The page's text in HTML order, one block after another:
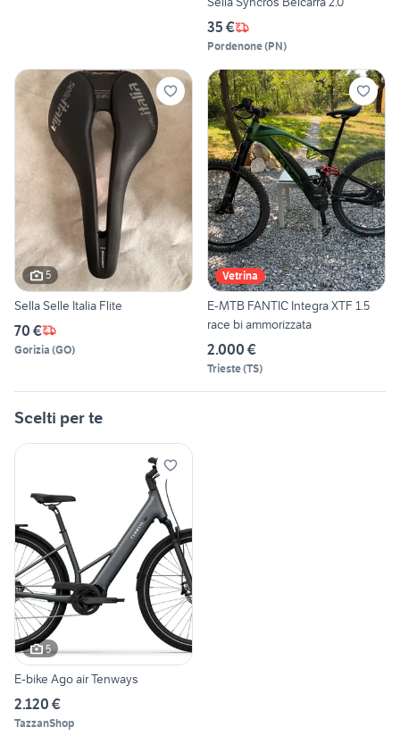
35 €
Pordenone(PN)
5
Sella Selle Italia Flite
70 €
Gorizia (GO)
Vetrina
E-MTB FANTIC Integra XTF 1.5
race bi ammorizzata
2.000 €
Trieste(TS)
Scelti per te
5
E-bike Ago air Tenways
2.120 €
TazzanShop